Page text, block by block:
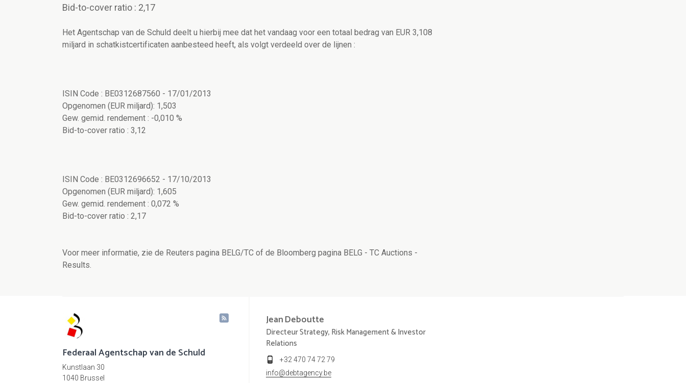
Bid-to-cover ratio : 2,17
Het Agentschap van de Schuld deelt u hierbij mee dat het vandaag voor een totaal bedrag van EUR 3,108
miljard in schatkistcertificaten aanbesteed heeft, als volgt verdeeld over de lijnen :
ISIN Code : BE0312687560 - 17/01/2013
Opgenomen (EUR miljard): 1,503
Gew. gemid. rendement : -0,010 %
Bid-to-cover ratio : 3,12
ISIN Code : BE0312696652 - 17/10/2013
Opgenomen (EUR miljard): 1,605
Gew. gemid. rendement : 0,072 %
Bid-to-cover ratio : 2,17
Voor meer informatie, zie de Reuters pagina BELG/TC of de Bloomberg pagina BELG - TC Auctions -
Results.
Federaal Agentschap van de Schuld
Kunstlaan 30
1040 Brussel
JeanDeboutte
Directeur Strategy, Risk Management & Investor
Relations
+32 470 74 72 79
info@debtagency.be